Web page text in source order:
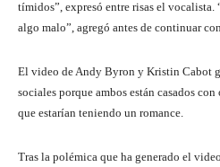
tímidos”, expresó entre risas el vocalista.
algo malo”, agregó antes de continuar
El video de Andy Byron y Kristin Cabot
sociales porque ambos están casados
que estarían teniendo un romance.
Tras la polémica que ha generado el